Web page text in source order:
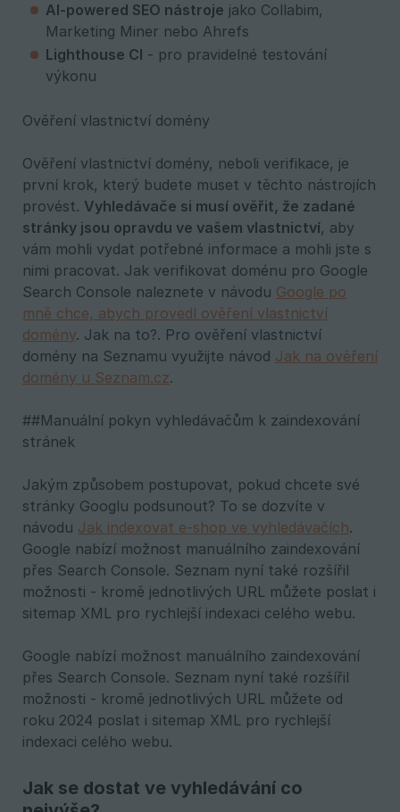
AI-powered SEO nástroje jako Collabim,
Marketing Miner nebo Ahrefs
Lighthouse CI - pro pravidelné testování
výkonu
Ověření vlastnictví domény
Ověření vlastnictví domény, neboli verifikace, je
první krok, který budete muset v těchto nástrojích
provést. Vyhledávače si musí ověřit, že zadané
stránky jsou opravdu ve vašem vlastnictví, aby
vám mohli vydat potřebné informace a mohli jste s
nimi pracovat. Jak verifikovat doménu pro Google
Search Console naleznete v návodu Google po
mně chce, abych provedl ověření vlastnictví
domény. Jak na to?. Pro ověření vlastnictví
domény na Seznamu využijte návod Jak na ověření
domény u Seznam.cz.
##Manuální pokyn vyhledávačům k zaindexování
stránek
Jakým způsobem postupovat, pokud chcete své
stránky Googlu podsunout? To se dozvíte v
návodu Jak indexovat e-shop ve vyhledávačích.
Google nabízí možnost manuálního zaindexování
přes Search Console. Seznam nyní také rozšířil
možnosti - kromě jednotlivých URL můžete poslat i
sitemap XML pro rychlejší indexaci celého webu.
Google nabízí možnost manuálního zaindexování
přes Search Console. Seznam nyní také rozšířil
možnosti - kromě jednotlivých URL můžete od
roku 2024 poslat i sitemap XML pro rychlejší
indexaci celého webu.
Jak se dostat ve vyhledávání co